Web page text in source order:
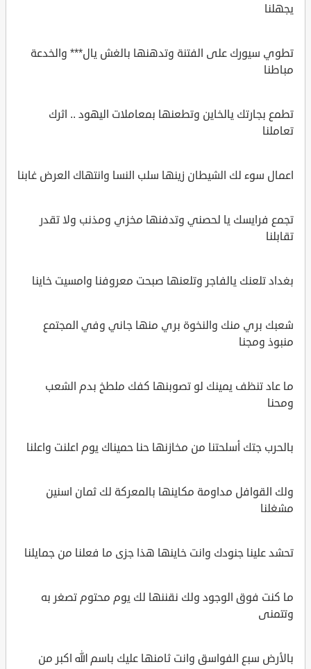
يجهلنا
تطوي سيورك على الفتنة وتدهنها بالغش يال*** والخدعة
مباطنا
تطمع بجارتك يالخاين وتطعنها بمعاملات اليهود .. اثرك
تعاملنا
اعمال سوء لك الشيطان زينها سلب النسا وانتهاك العرض غابنا
تجمع فرايسك يا لحصني وتدفنها مخزي ومذنب ولا تقدر
تقابلنا
بغداد تلعنك يالفاجر وتلعنها صبحت معروفنا وامسيت خاينا
شعبك بري منك والنخوة بري منها جاني وفي المجتمع
منبوذ ومجنا
ما عاد تنظف يمينك لو تصوبنها كفك ملطخ بدم الشعب
ومحنا
بالحرب جتك أسلحتنا من مخازنها حنا حميناك يوم اعلنت واعلنا
ولك القوافل مداومة مكاينها بالمعركة لك ثمان اسنين
مشغلنا
تحشد علينا جنودك وانت خاينها هذا جزى ما فعلنا من جمايلنا
ما كنت فوق الوجود ولك نقننها لك يوم محتوم تصغر به
وتتمنى
بالأرض سبع الفواسق وانت ثامنها عليك باسم الله اكبر من